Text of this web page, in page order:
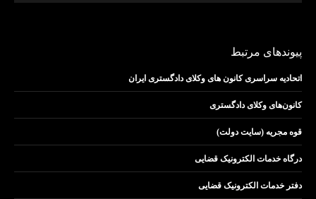
پیوندهای مرتبط
اتحادیه سراسری کانون های وکلای دادگستری ایران
کانون‌های وکلای دادگستری
قوه مجریه (سایت دولت)
درگاه خدمات الکترونیک قضایی
دفتر خدمات الکترونیک قضایی